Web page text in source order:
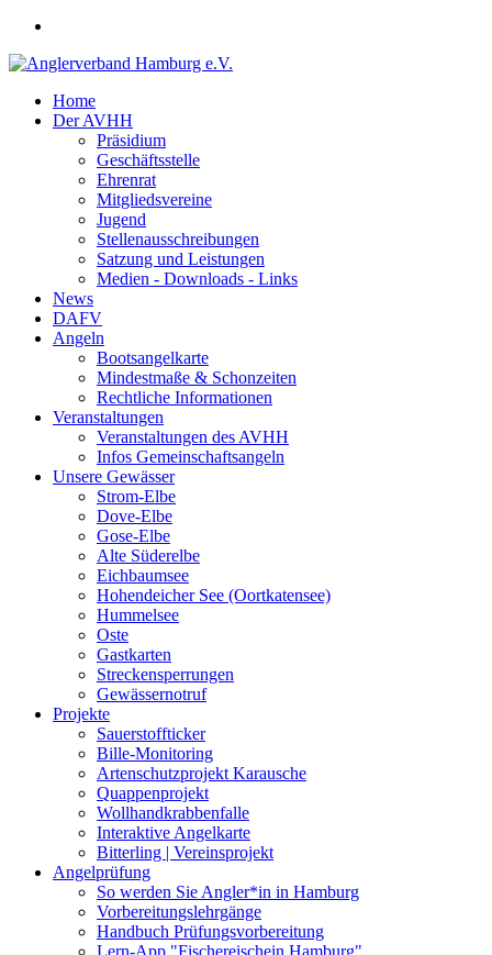
Home
Der AVHH
Präsidium
Geschäftsstelle
Ehrenrat
Mitgliedsvereine
Jugend
Stellenausschreibungen
Satzung und Leistungen
Medien - Downloads - Links
News
DAFV
Angeln
Bootsangelkarte
Mindestmaße & Schonzeiten
Rechtliche Informationen
Veranstaltungen
Veranstaltungen des AVHH
Infos Gemeinschaftsangeln
Unsere Gewässer
Strom-Elbe
Dove-Elbe
Gose-Elbe
Alte Süderelbe
Eichbaumsee
Hohendeicher See (Oortkatensee)
Hummelsee
Oste
Gastkarten
Streckensperrungen
Gewässernotruf
Projekte
Sauerstoffticker
Bille-Monitoring
Artenschutzprojekt Karausche
Quappenprojekt
Wollhandkrabbenfalle
Interaktive Angelkarte
Bitterling | Vereinsprojekt
Angelprüfung
So werden Sie Angler*in in Hamburg
Vorbereitungslehrgänge
Handbuch Prüfungsvorbereitung
Lern-App "Fischereischein Hamburg"